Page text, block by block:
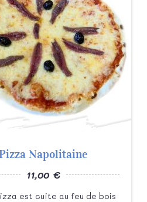
Napolitaine
11,00 €
est cuite au feu de bois